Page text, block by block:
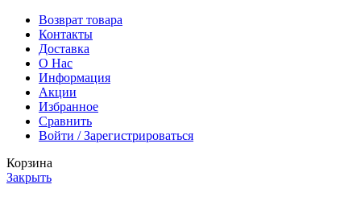
Возврат товара
Контакты
Доставка
О Нас
Информация
Акции
Избранное
Сравнить
Войти / Зарегистрироваться
Корзина
Закрыть